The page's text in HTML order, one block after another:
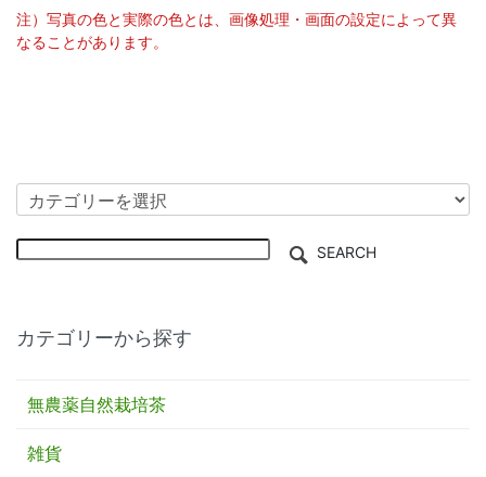
SEARCH
カテゴリーから探す
無農薬自然栽培茶
雑貨
注）写真の色と実際の色とは、画像処理・画面の設定によって異
なることがあります。